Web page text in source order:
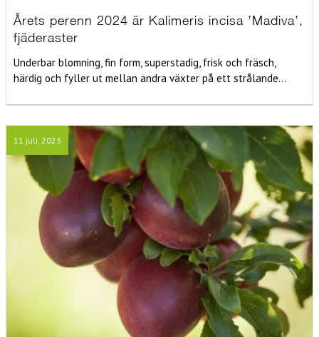
Årets perenn 2024 är Kalimeris incisa ’Madiva’,
fjäderaster
Underbar blomning, fin form, superstadig, frisk och fräsch,
härdig och fyller ut mellan andra växter på ett strålande...
11 juli, 2023